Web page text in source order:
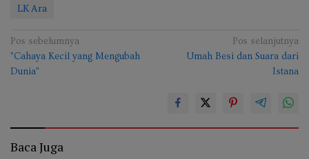
LK Ara
Navigasi
pos
Pos sebelumnya
”Cahaya Kecil yang Mengubah
Dunia”
Pos selanjutnya
Umah Besi dan Suara dari
Istana
Baca Juga